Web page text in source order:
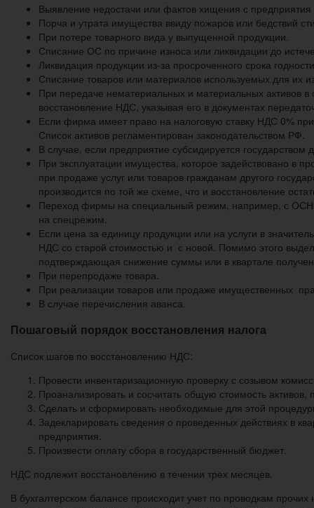
Выявление недостачи или фактов хищения с
Порча и утрата имущества ввиду пожаров или бедствий
При потере товарного вида у выпущенной продукции.
Списание ОС по причине износа или ликвидации до
Ликвидация продукции из-за просроченного срока
Списание товаров или материалов используемых для их
При передаче нематериальных и материальных активов в
восстановление НДС, указывая его в документах
Если фирма имеет право на налоговую ставку НДС 0%
Список активов регламентирован законодательством РФ.
В случае, если предприятие субсидируется
При эксплуатации имущества, которое задействовано в
при продаже услуг или товаров гражданам другого
производится по той же схеме, что и восстановление
Переход фирмы на специальный режим, например, с
на спецрежим.
Если цена за единицу продукции или на услуги в
НДС со старой стоимостью и с новой. Помимо этого
подтверждающая снижение суммы или в квартале
При перепродаже товара.
При реализации товаров или продаже имущественных
В случае перечисления аванса.
Пошаговый порядок восстановления налога
Список шагов по восстановлению НДС:
Провести инвентаризационную проверку с созывом
Проанализировать и сосчитать общую стоимость
Сделать и сформировать необходимые для этой
Задекларировать сведения о проведенных действиях в
предприятия.
Произвести оплату сбора в государственный бюджет.
НДС подлежит восстановлению в течении трех месяцев.
В бухгалтерском балансе происходит учет по проводкам прочих